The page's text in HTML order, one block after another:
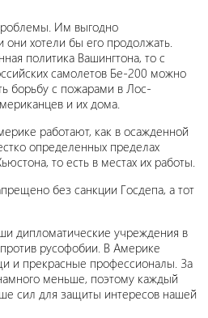
Им выгодно
они хотели бы его продолжать.
политика Вашингтона, то с
самолетов Бе-200 можно
борьбу с пожарами в Лос-
и их дома.
работают, как в осажденной
определенных пределах
то есть в местах их работы.
без санкции Госдепа, а тот
дипломатические учреждения в
русофобии. В Америке
и прекрасные профессионалы. За
меньше, поэтому каждый
сил для защиты интересов нашей